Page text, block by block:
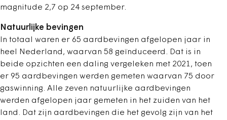
magnitude 2,7 op 24 september.
Natuurlijke bevingen
In totaal waren er 65 aardbevingen afgelopen jaar in
heel Nederland, waarvan 58 geïnduceerd. Dat is in
beide opzichten een daling vergeleken met 2021, toen
er 95 aardbevingen werden gemeten waarvan 75 door
gaswinning. Alle zeven natuurlijke aardbevingen
werden afgelopen jaar gemeten in het zuiden van het
land. Dat zijn aardbevingen die het gevolg zijn van het